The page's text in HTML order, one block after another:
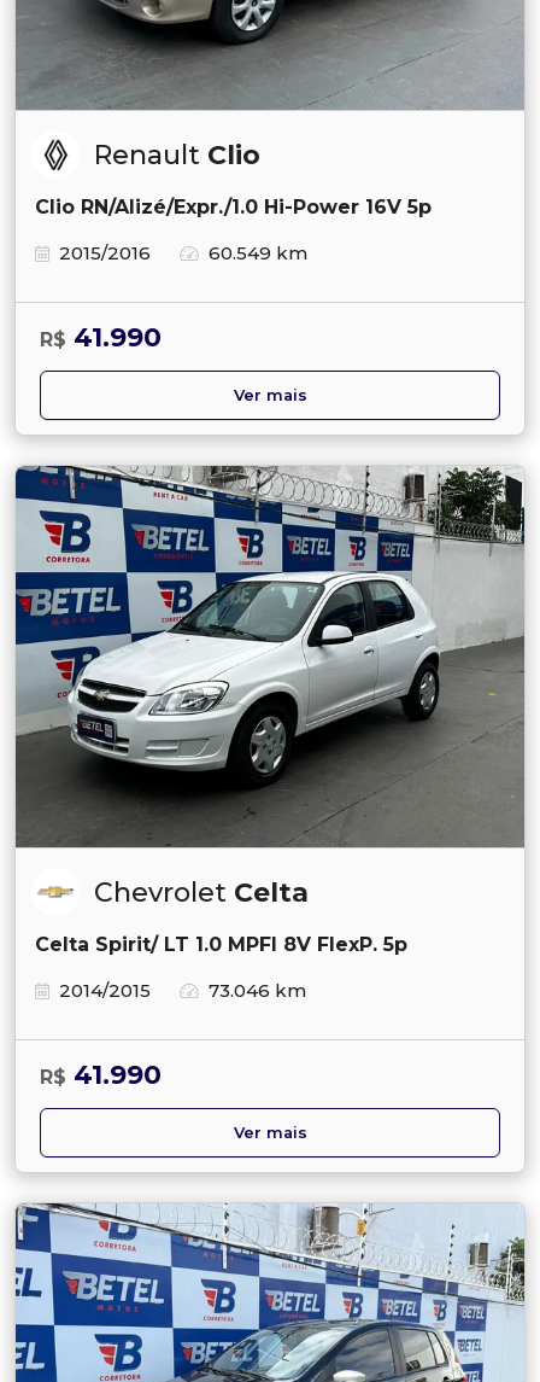
Renault Clio
Clio RN/Alizé/Expr./1.0 Hi-Power 16V 5p
2015/2016
60.549 km
R$ 41.990
Ver mais
Chevrolet Celta
Celta Spirit/ LT 1.0 MPFI 8V FlexP. 5p
2014/2015
73.046 km
R$ 41.990
Ver mais